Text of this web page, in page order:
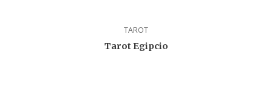
TAROT
Tarot Egipcio